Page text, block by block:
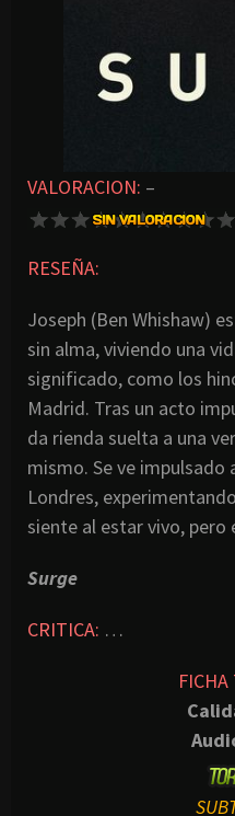
VALORACION: –
RESEÑA:
Joseph (Ben Whishaw)
sin alma, viviendo una
significado, como los
Madrid. Tras un acto
da rienda suelta a una
mismo. Se ve
Londres,
siente al estar vivo,
Surge
CRITICA: …
FICHA